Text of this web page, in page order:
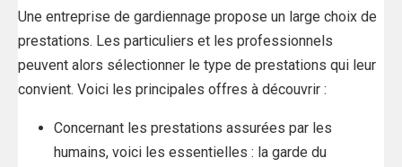
Une entreprise de gardiennage propose un large choix de
prestations. Les particuliers et les professionnels
peuvent alors sélectionner le type de prestations qui leur
convient. Voici les principales offres à découvrir :
Concernant les prestations assurées par les
humains, voici les essentielles : la garde du